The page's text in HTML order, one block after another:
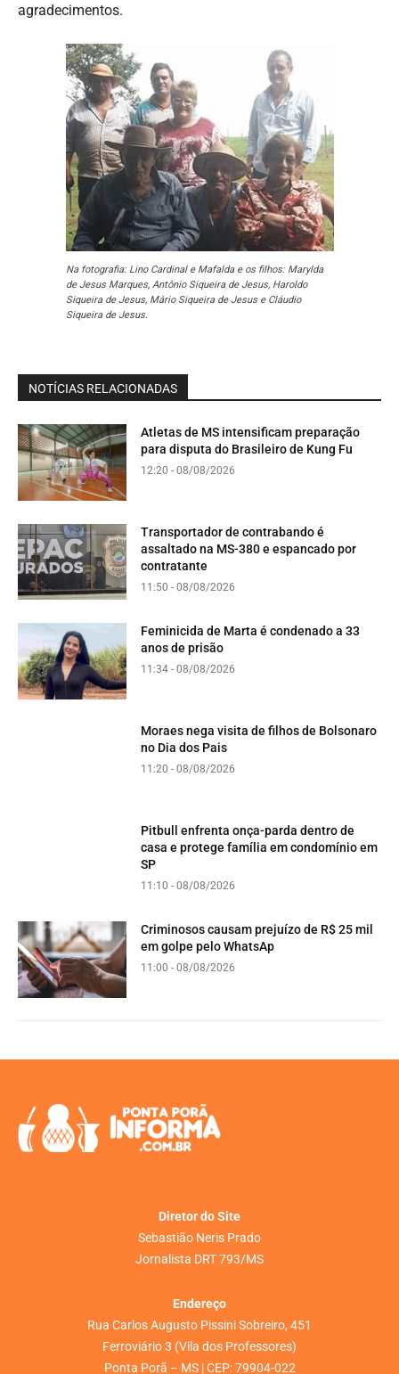
agradecimentos.
Na fotografia: Lino Cardinal e Mafalda e os filhos: Marylda
de Jesus Marques, Antônio Siqueira de Jesus, Haroldo
Siqueira de Jesus, Mário Siqueira de Jesus e Cláudio
Siqueira de Jesus.
NOTÍCIAS RELACIONADAS
Atletas de MS intensificam preparação
para disputa do Brasileiro de Kung Fu
12:20 - 08/08/2026
Transportador de contrabando é
assaltado na MS-380 e espancado por
contratante
11:50 - 08/08/2026
Feminicida de Marta é condenado a 33
anos de prisão
11:34 - 08/08/2026
Moraes nega visita de filhos de Bolsonaro
no Dia dos Pais
11:20 - 08/08/2026
Pitbull enfrenta onça-parda dentro de
casa e protege família em condomínio em
SP
11:10 - 08/08/2026
Criminosos causam prejuízo de R$ 25 mil
em golpe pelo WhatsAp
11:00 - 08/08/2026
Diretor do Site
Sebastião Neris Prado
Jornalista DRT 793/MS
Endereço
Rua Carlos Augusto Pissini Sobreiro, 451
Ferroviário 3 (Vila dos Professores)
Ponta Porã – MS | CEP: 79904-022